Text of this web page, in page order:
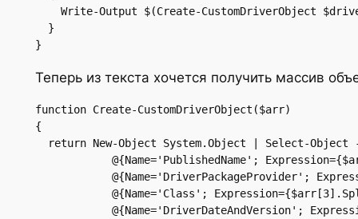
Write-Output $(Create-CustomDriverObject
  }
}
Теперь из текста хочется получить массив
function Create-CustomDriverObject($arr)
{
return New-Object System.Object | Select-Object
@{Name='PublishedName';
@{Name='DriverPackageProvider';
@{Name='Class';
@{Name='DriverDateAndVersion';